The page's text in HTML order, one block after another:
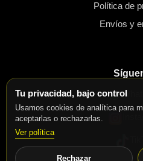
Tu privacidad, bajo control
Usamos cookies de analítica para
aceptarlas o rechazarlas.
Ver política
Rechazar
Política de
Envíos y